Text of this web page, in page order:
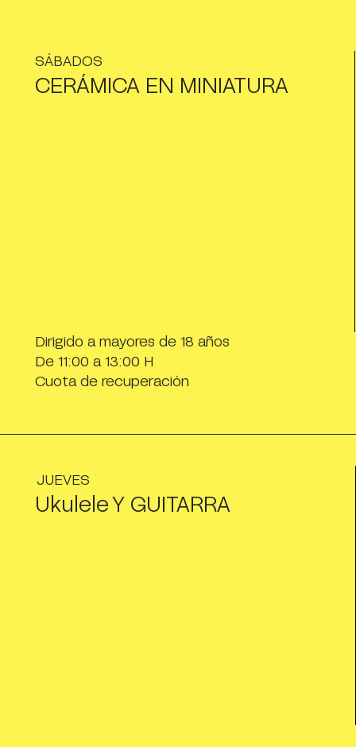
SÁBADOS
CERÁMICA EN MINIATURA
Dirigido a mayores de 18 años
De 11:00 a 13:00 H
Cuota de recuperación
JUEVES
Ukulele Y GUITARRA